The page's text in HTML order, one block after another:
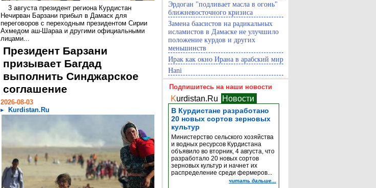
3 августа президент региона Курдистан
Нечирван Барзани прибыл в Дамаск для
переговоров с переходным президентом Сирии
Ахмедом аш-Шараа и другими официальными
лицами...
Президент Барзани
призывает Багдад
выполнить Синджарское
соглашение
2026-08-03
Kurdistan.Ru
Эрдоган "подливает масла в огонь"
ближневосточного кризиса
Замена баасистов на радикальных
исламистов в Дамаске не улучшило
положение курдов и других
меньшинств
Ирак как окно Ирана в арабский мир
Hani
Подпишитесь на наши новости
Kurdistan.Ru Новости
В Курдистане разработано
20 новых сортов зерновых
культур
Министерство сельского хозяйства
и водных ресурсов Курдистана
объявило во вторник, 4 августа, что
разработало 20 новых сортов
зерновых культур и начнет их
распределение среди фермеров...
читать дальше...